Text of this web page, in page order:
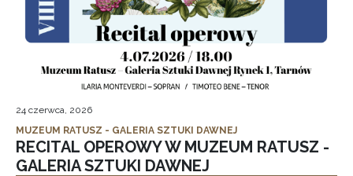
24 czerwca, 2026
MUZEUM RATUSZ - GALERIA SZTUKI DAWNEJ
RECITAL OPEROWY W MUZEUM RATUSZ -
GALERIA SZTUKI DAWNEJ